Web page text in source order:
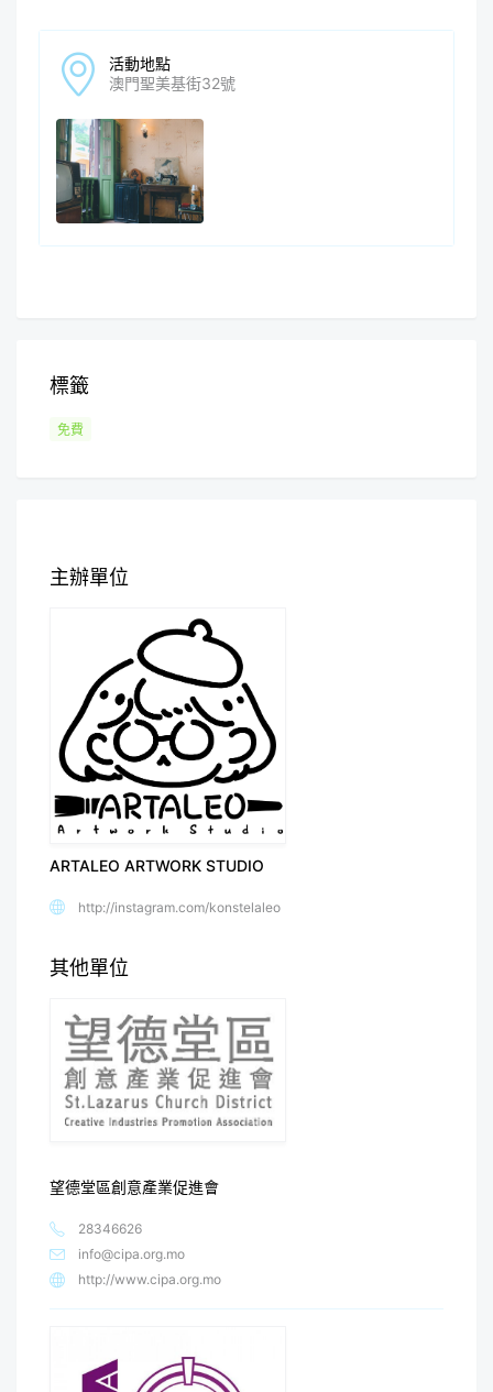
活動地點
澳門聖美基街32號
標籤
免費
主辦單位
ARTALEO ARTWORK STUDIO
http://instagram.com/konstelaleo
其他單位
望德堂區創意產業促進會
28346626
info@cipa.org.mo
http://www.cipa.org.mo